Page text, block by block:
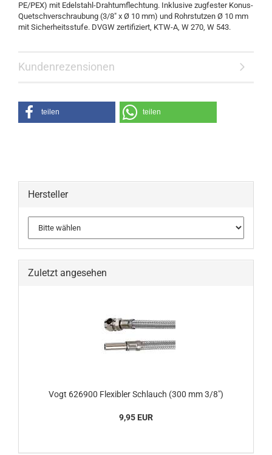
PE/PEX) mit Edelstahl-Drahtumflechtung. Inklusive zugfester Konus-
Quetschverschraubung (3/8" x Ø 10 mm) und Rohrstutzen Ø 10 mm
mit Sicherheitsstufe. DVGW zertifiziert, KTW-A, W 270, W 543.
Kundenrezensionen
teilen teilen
Hersteller
Zuletzt angesehen
Vogt 626900 Flexibler Schlauch (300 mm 3/8")
9,95 EUR